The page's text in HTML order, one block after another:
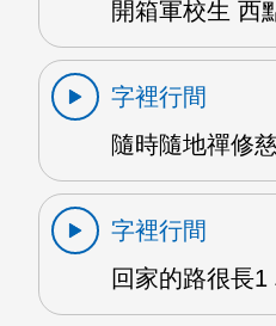
開箱軍校生 西
字裡行間
隨時隨地禪修
字裡行間
回家的路很長